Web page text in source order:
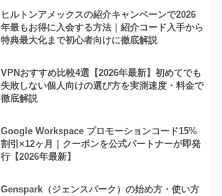
ヒルトンアメックスの紹介キャンペーンで2026
年最もお得に入会する方法｜紹介コード入手から
特典最大化まで初心者向けに徹底解説
VPNおすすめ比較4選【2026年最新】初めてでも
失敗しない個人向けの選び方を実測速度・料金で
徹底解説
Google Workspace プロモーションコード15%
割引×12ヶ月｜クーポンを公式パートナーが即発
行【2026年最新】
Genspark（ジェンスパーク）の始め方・使い方